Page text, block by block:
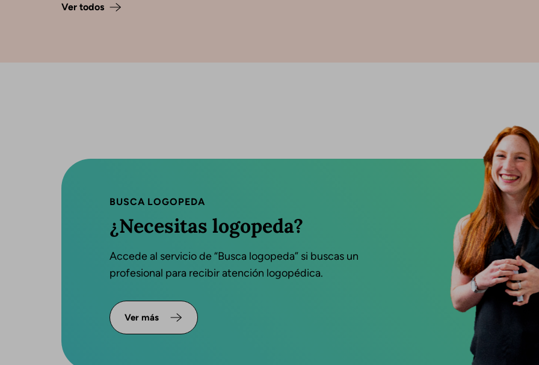
Ver todos
BUSCA LOGOPEDA
¿Necesitas logopeda?
Accede al servicio de “Busca logopeda” si buscas un
profesional para recibir atención logopédica.
Ver más